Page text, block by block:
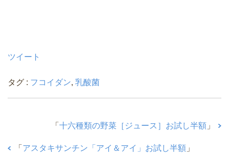
ツイート
タグ : フコイダン, 乳酸菌
「 十六種類の野菜［ジュース］お試し半額 」
「 アスタキサンチン「アイ＆アイ」お試し半額 」